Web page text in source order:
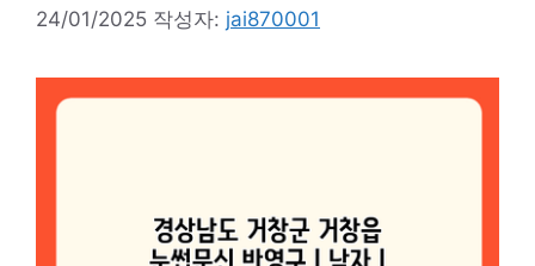
24/01/2025 작성자: jai870001